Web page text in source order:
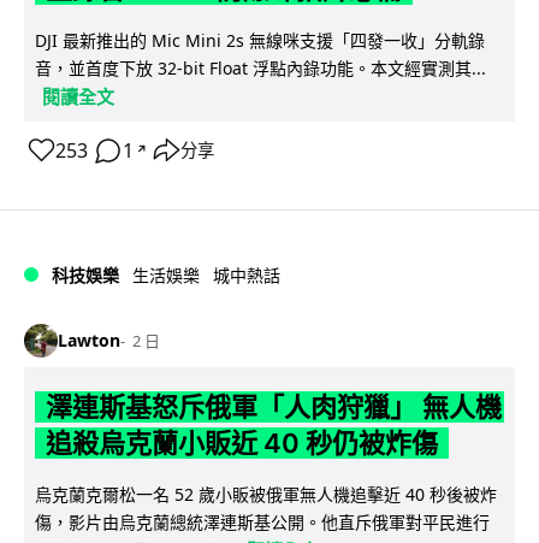
DJI 最新推出的 Mic Mini 2s 無線咪支援「四發一收」分軌錄
音，並首度下放 32-bit Float 浮點內錄功能。本文經實測其...
閱讀全文
253 1 ↗ 分享
科技娛樂 生活娛樂 城中熱話
Lawton 2 日
澤連斯基怒斥俄軍「人肉狩獵」 無人機
追殺烏克蘭小販近 40 秒仍被炸傷
烏克蘭克爾松一名 52 歲小販被俄軍無人機追擊近 40 秒後被炸
傷，影片由烏克蘭總統澤連斯基公開。他直斥俄軍對平民進行